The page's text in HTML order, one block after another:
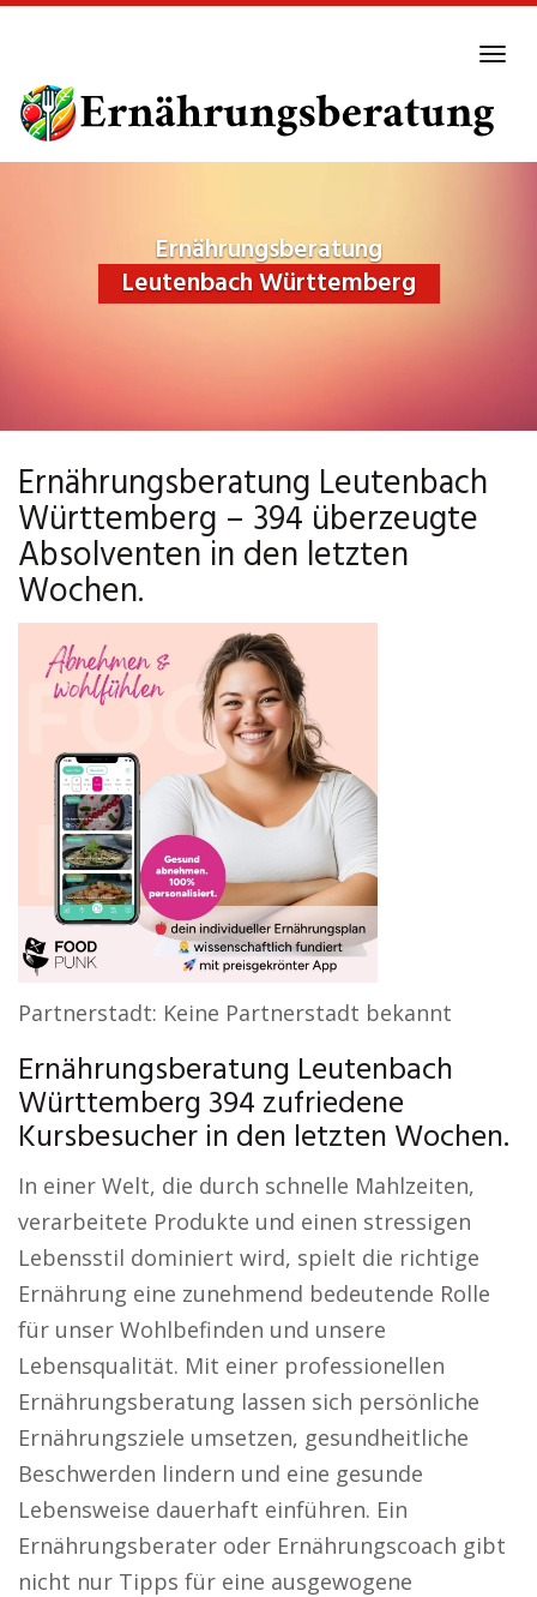
main
content
Ernährungsberatung
Leutenbach Württemberg
Ernährungsberatung Leutenbach
Württemberg – 394 überzeugte
Absolventen in den letzten
Wochen.
Partnerstadt: Keine Partnerstadt bekannt
Ernährungsberatung Leutenbach
Württemberg 394 zufriedene
Kursbesucher in den letzten Wochen.
In einer Welt, die durch schnelle Mahlzeiten,
verarbeitete Produkte und einen stressigen
Lebensstil dominiert wird, spielt die richtige
Ernährung eine zunehmend bedeutende Rolle
für unser Wohlbefinden und unsere
Lebensqualität. Mit einer professionellen
Ernährungsberatung lassen sich persönliche
Ernährungsziele umsetzen, gesundheitliche
Beschwerden lindern und eine gesunde
Lebensweise dauerhaft einführen. Ein
Ernährungsberater oder Ernährungscoach gibt
nicht nur Tipps für eine ausgewogene